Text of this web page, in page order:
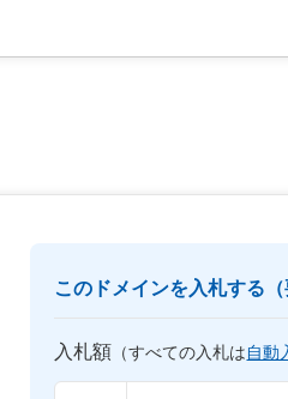
このドメインを入札する（
入札額 （すべての入札は自動